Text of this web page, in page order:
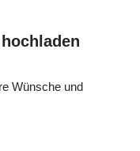
Wünsche und